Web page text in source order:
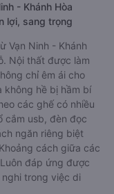
- Khánh Hòa
lợi, sang trọng
Vạn Ninh - Khánh
Nội thất được làm
chỉ êm ái cho
không hề bị hầm bí
các ghế có nhiều
cắm usb, đèn đọc
ngăn riêng biệt
cách giữa các
đáp ứng được
trong việc di